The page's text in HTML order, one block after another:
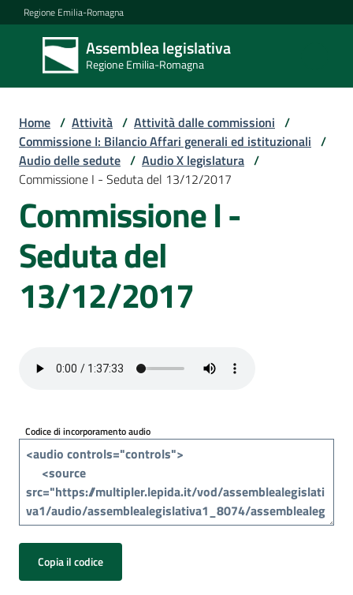
Vai al contenuto
Vai alla navigazione
Vai al footer
Regione Emilia-Romagna
Assemblea legislativa
Regione Emilia-Romagna
Assemblea
legislativa
Regione Emilia-
Assemblea
Attività
Argomenti
Per
cittadini
Home / Attività / Attività dalle commissioni /
Commissione I: Bilancio Affari generali ed istituzionali /
Audio delle sedute / Audio X legislatura /
Commissione I - Seduta del 13/12/2017
Commissione I -
Seduta del
13/12/2017
Codice di incorporamento audio
Copia il codice